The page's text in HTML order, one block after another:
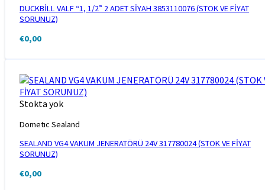
DUCKBİLL VALF “1, 1/2” 2 ADET SİYAH 3853110076 (STOK VE FİYAT
SORUNUZ)
€0,00
Stokta yok
Dometıc Sealand
SEALAND VG4 VAKUM JENERATÖRÜ 24V 317780024 (STOK VE FİYAT
SORUNUZ)
€0,00